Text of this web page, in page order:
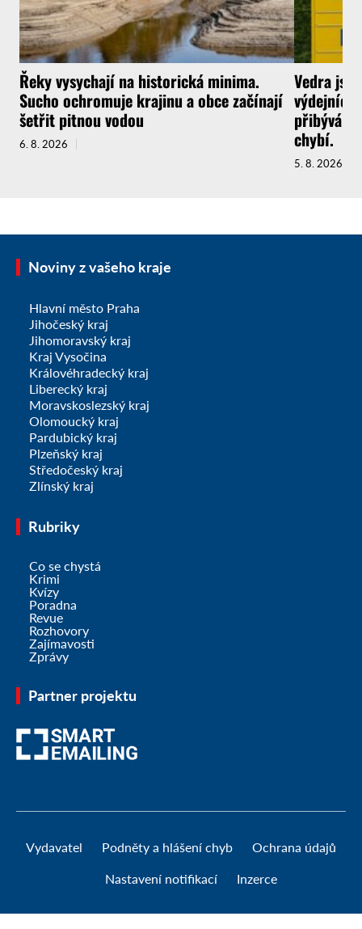
Řeky vysychají na historická minima.
Sucho ochromuje krajinu a obce začínají
šetřit pitnou vodou
6. 8. 2026
Vedra
výdejních
přibývá a
chybí.
5. 8. 2026
Noviny z vašeho kraje
Hlavní město Praha
Jihočeský kraj
Jihomoravský kraj
Kraj Vysočina
Královéhradecký kraj
Liberecký kraj
Moravskoslezský kraj
Olomoucký kraj
Pardubický kraj
Plzeňský kraj
Středočeský kraj
Zlínský kraj
Rubriky
Co se chystá
Krimi
Kvízy
Poradna
Revue
Rozhovory
Zajímavosti
Zprávy
Partner projektu
Vydavatel Podněty a hlášení chyb Ochrana údajů
Nastavení notifikací Inzerce